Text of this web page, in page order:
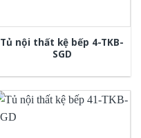
Tủ nội thất kệ bếp 4-TKB-
SGD